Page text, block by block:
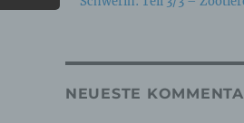
NEUESTE